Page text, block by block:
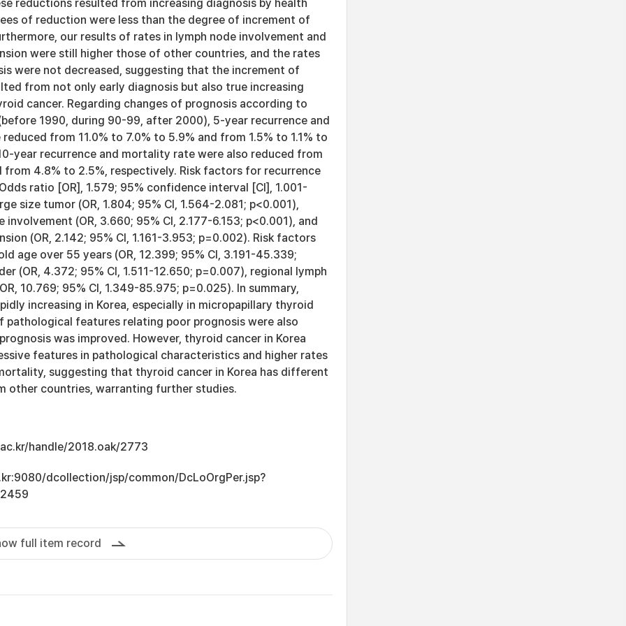
reductions resulted from increasing diagnosis by health
of reduction were less than the degree of increment of
our results of rates in lymph node involvement and
were still higher those of other countries, and the rates
were not decreased, suggesting that the increment of
from not only early diagnosis but also true increasing
cancer. Regarding changes of prognosis according to
1990, during 90-99, after 2000), 5-year recurrence and
from 11.0% to 7.0% to 5.9% and from 1.5% to 1.1% to
year recurrence and mortality rate were also reduced from
from 4.8% to 2.5%, respectively. Risk factors for recurrence
ratio [OR], 1.579; 95% confidence interval [CI], 1.001-
size tumor (OR, 1.804; 95% CI, 1.564-2.081; p<0.001),
involvement (OR, 3.660; 95% CI, 2.177-6.153; p<0.001), and
(OR, 2.142; 95% CI, 1.161-3.953; p=0.002). Risk factors
age over 55 years (OR, 12.399; 95% CI, 3.191-45.339;
(OR, 4.372; 95% CI, 1.511-12.650; p=0.007), regional lymph
10.769; 95% CI, 1.349-85.975; p=0.025). In summary,
increasing in Korea, especially in micropapillary thyroid
pathological features relating poor prognosis were also
was improved. However, thyroid cancer in Korea
features in pathological characteristics and higher rates
suggesting that thyroid cancer in Korea has different
other countries, warranting further studies.
handle/2018.oak/2773
dcollection/jsp/common/DcLoOrgPer.jsp?
full item record